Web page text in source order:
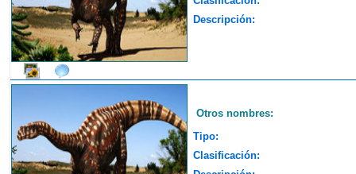
Descripción:
Otros nombres:
Tipo:
Clasificación: